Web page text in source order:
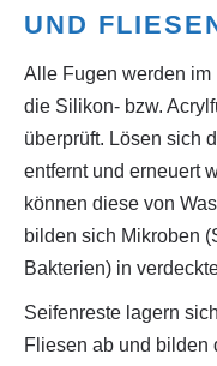
UND
Alle Fugen werden im
die Silikon- bzw.
überprüft. Lösen sich
entfernt und erneuert
können diese von
bilden sich Mikroben
Bakterien) in
Seifenreste lagern
Fliesen ab und bilden